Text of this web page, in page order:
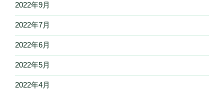
2022年9月
2022年7月
2022年6月
2022年5月
2022年4月